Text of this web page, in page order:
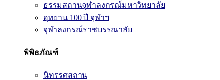
ธรรมสถานจุฬาลงกรณ์มหาวิทยาลัย
อุทยาน 100 ปี จุฬาฯ
จุฬาลงกรณ์ราชบรรณาลัย
พิพิธภัณฑ์
นิทรรศสถาน